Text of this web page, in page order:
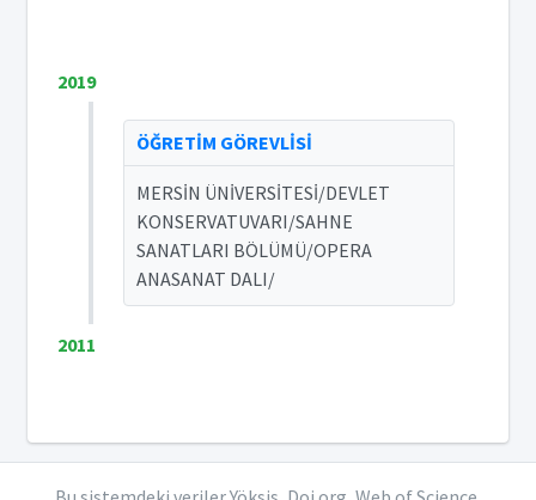
2019
ÖĞRETİM GÖREVLİSİ
MERSİN ÜNİVERSİTESİ/DEVLET
KONSERVATUVARI/SAHNE
SANATLARI BÖLÜMÜ/OPERA
ANASANAT DALI/
2011